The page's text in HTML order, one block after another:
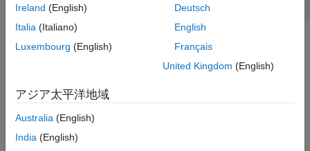
Ireland (English)
Italia (Italiano)
Luxembourg (English)
Deutsch
English
Français
United Kingdom (English)
アジア太平洋地域
Australia (English)
India (English)